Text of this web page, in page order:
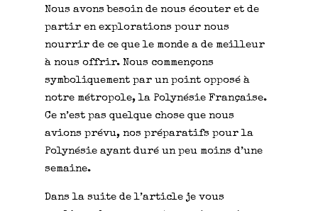
Nous avons besoin de nous écouter et de
partir en explorations pour nous
nourrir de ce que le monde a de meilleur
à nous offrir. Nous commençons
symboliquement par un point opposé à
notre métropole, la Polynésie Française.
Ce n’est pas quelque chose que nous
avions prévu, nos préparatifs pour la
Polynésie ayant duré un peu moins d’une
semaine.
Dans la suite de l’article je vous